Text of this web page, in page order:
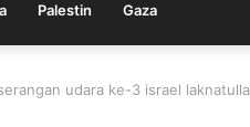
Palestin Gaza
udara ke-3 israel